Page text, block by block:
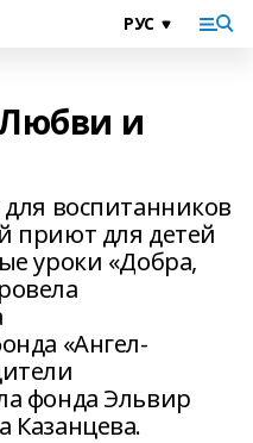
и
воспитанников
приют для детей
уроки «Добра,
«Ангел-
фонда Эльвир
Казанцева.